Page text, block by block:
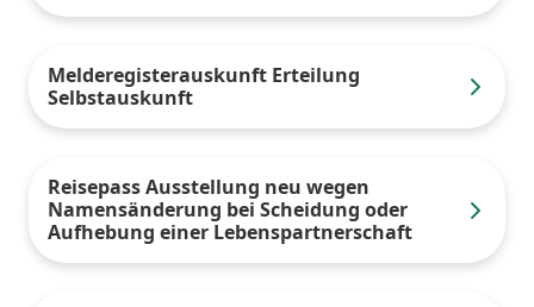
Melderegisterauskunft Erteilung
Selbstauskunft
Reisepass Ausstellung neu wegen
Namensänderung bei Scheidung oder
Aufhebung einer Lebenspartnerschaft